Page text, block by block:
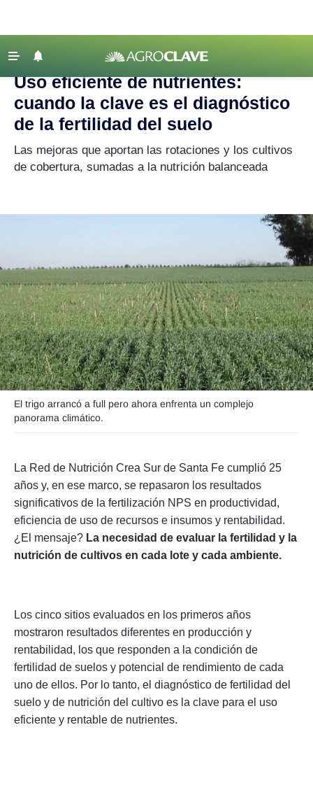
Agricultura
Ganadería
Lechería
Tecnología
Agenda
Agronegocios
Mercados
Seguinos
‹ VOLVER
Agroclave Agricultura | nutrientes
Uso eficiente de nutrientes:
cuando la clave es el diagnóstico
de la fertilidad del suelo
Las mejoras que aportan las rotaciones y los cultivos
de cobertura, sumadas a la nutrición balanceada
El trigo arrancó a full pero ahora enfrenta un complejo
panorama climático.
La Red de Nutrición Crea Sur de Santa Fe cumplió 25
años y, en ese marco, se repasaron los resultados
significativos de la fertilización NPS en productividad,
eficiencia de uso de recursos e insumos y rentabilidad.
¿El mensaje? La necesidad de evaluar la fertilidad y la
nutrición de cultivos en cada lote y cada ambiente.
Los cinco sitios evaluados en los primeros años
mostraron resultados diferentes en producción y
rentabilidad, los que responden a la condición de
fertilidad de suelos y potencial de rendimiento de cada
uno de ellos. Por lo tanto, el diagnóstico de fertilidad del
suelo y de nutrición del cultivo es la clave para el uso
eficiente y rentable de nutrientes.